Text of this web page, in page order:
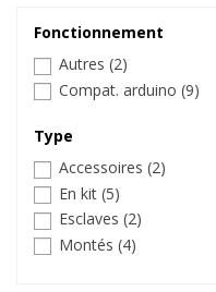
Fonctionnement
Autres (2)
Compat. arduino (9)
Type
Accessoires (2)
En kit (5)
Esclaves (2)
Montés (4)